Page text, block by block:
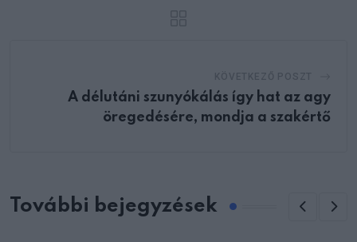
A délutáni szunyókálás így hat az agy
öregedésére, mondja a szakértő
További bejegyzések